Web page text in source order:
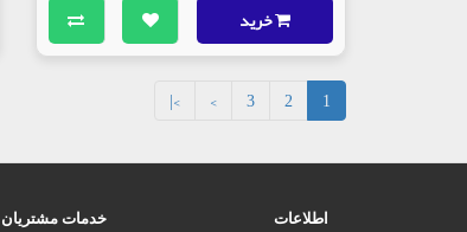
خرید
1
2
3
>
>|
اطلاعات خدمات مشتریان